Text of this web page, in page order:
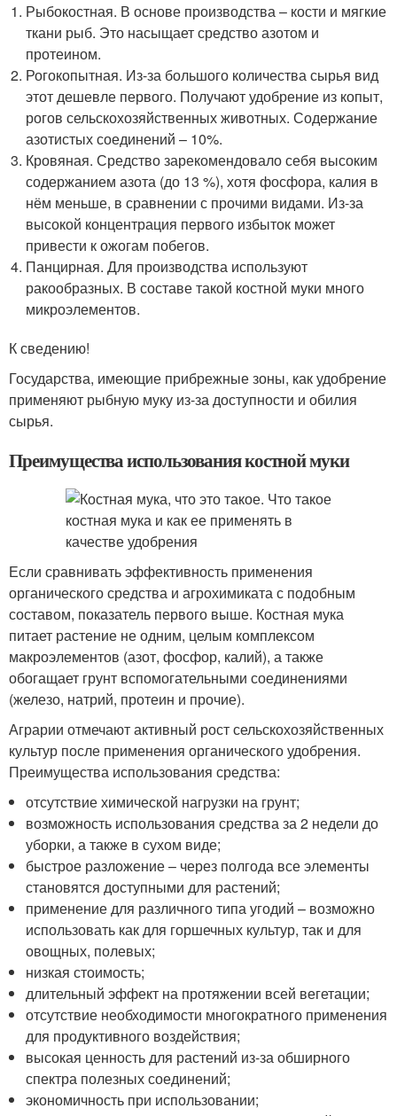
Рыбокостная. В основе производства – кости и мягкие
ткани рыб. Это насыщает средство азотом и
протеином.
Рогокопытная. Из-за большого количества сырья вид
этот дешевле первого. Получают удобрение из копыт,
рогов сельскохозяйственных животных. Содержание
азотистых соединений – 10%.
Кровяная. Средство зарекомендовало себя высоким
содержанием азота (до 13 %), хотя фосфора, калия в
нём меньше, в сравнении с прочими видами. Из-за
высокой концентрация первого избыток может
привести к ожогам побегов.
Панцирная. Для производства используют
ракообразных. В составе такой костной муки много
микроэлементов.
К сведению!
Государства, имеющие прибрежные зоны, как удобрение
применяют рыбную муку из-за доступности и обилия
сырья.
Преимущества использования костной муки
Если сравнивать эффективность применения
органического средства и агрохимиката с подобным
составом, показатель первого выше. Костная мука
питает растение не одним, целым комплексом
макроэлементов (азот, фосфор, калий), а также
обогащает грунт вспомогательными соединениями
(железо, натрий, протеин и прочие).
Аграрии отмечают активный рост сельскохозяйственных
культур после применения органического удобрения.
Преимущества использования средства:
отсутствие химической нагрузки на грунт;
возможность использования средства за 2 недели до
уборки, а также в сухом виде;
быстрое разложение – через полгода все элементы
становятся доступными для растений;
применение для различного типа угодий – возможно
использовать как для горшечных культур, так и для
овощных, полевых;
низкая стоимость;
длительный эффект на протяжении всей вегетации;
отсутствие необходимости многократного применения
для продуктивного воздействия;
высокая ценность для растений из-за обширного
спектра полезных соединений;
экономичность при использовании;